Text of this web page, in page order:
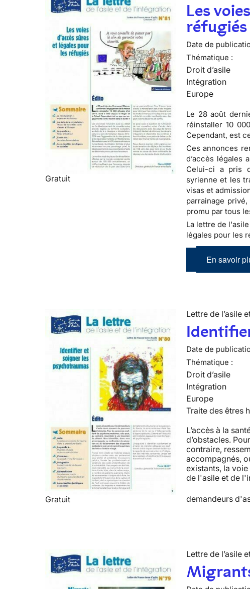
Gratuit
Les
réfugiés
Date de
Thématique :
Droit d’asile
Intégration
Europe
Le 28 août
réinstaller 10
Cependant, est
Ces annonces
d’accès légales
Celui-ci a pris
syrienne et les
visas et
parrainage
promu par tous
La lettre de
légales pour les
En savoir
Gratuit
Lettre de l’asile
Date de
Thématique :
Droit d’asile
Intégration
Europe
Traite des êtres
L’accès à la
d’obstacles.
contraire,
accompagnés,
existants, la
de l'asile et de
demandeurs
Lettre de l’asile